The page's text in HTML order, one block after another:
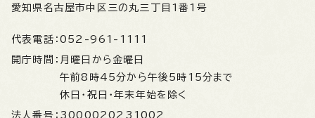
愛知県名古屋市中区三の丸三丁目1番1号
代表電話： 052-961-1111
開庁時間： 月曜日から金曜日
午前8時45分から午後5時15分まで
休日・祝日・年末年始を除く
法人番号： 3000020231002